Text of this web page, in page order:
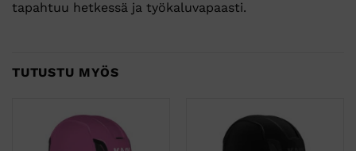
tapahtuu hetkessä ja työkaluvapaasti.
TUTUSTU MYÖS